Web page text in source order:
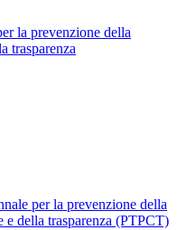
la prevenzione della
trasparenza
per la prevenzione della
e della trasparenza (PTPCT)